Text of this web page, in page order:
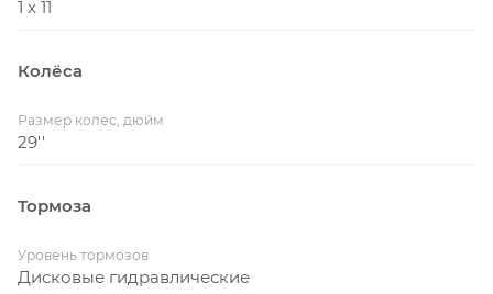
1 x 11
Колёса
Размер колес, дюйм
29''
Тормоза
Уровень тормозов
Дисковые гидравлические